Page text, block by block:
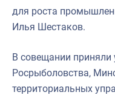
для роста
Илья Шестаков.
В совещании приняли
Росрыболовства,
территориальных